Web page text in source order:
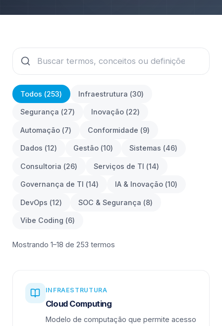
Todos (253) Infraestrutura (30)
Segurança (27) Inovação (22)
Automação (7) Conformidade (9)
Dados (12) Gestão (10) Sistemas (46)
Consultoria (26) Serviços de TI (14)
Governança de TI (14) IA & Inovação (10)
DevOps (12) SOC & Segurança (8)
Vibe Coding (6)
Mostrando 1–18 de 253 termos
INFRAESTRUTURA
Cloud Computing
Modelo de computação que permite acesso